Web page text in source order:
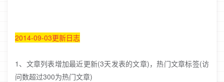
2014-09-03更新日志
1、文章列表增加最近更新(3天发表的文章)，热门文章标签(访
问数超过300为热门文章)